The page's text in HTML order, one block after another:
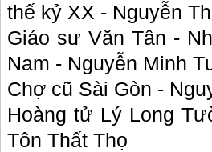
thế kỷ XX - Nguyễn
Giáo sư Văn Tân -
Nam - Nguyễn Minh
Chợ cũ Sài Gòn -
Hoàng tử Lý Long
Tôn Thất Thọ